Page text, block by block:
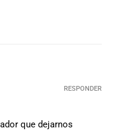
que dejarnos
RESPONDER